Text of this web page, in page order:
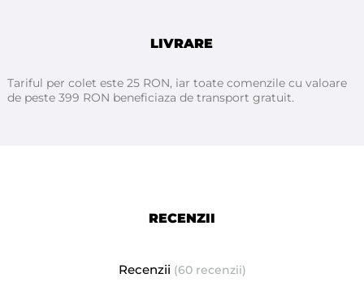
LIVRARE
Tariful per colet este 25 RON, iar toate comenzile cu valoare
de peste 399 RON beneficiaza de transport gratuit.
RECENZII
Recenzii (60 recenzii)